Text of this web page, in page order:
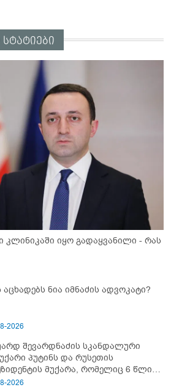
იყო გადაყვანილი - რას
აცხადებს ნია იმნაძის ადვოკატი?
2026
შევარდნაძის სკანდალური
პუტინს და რუსეთის
მუქარა, რომელიც 6 წლის
აასრულა
2026